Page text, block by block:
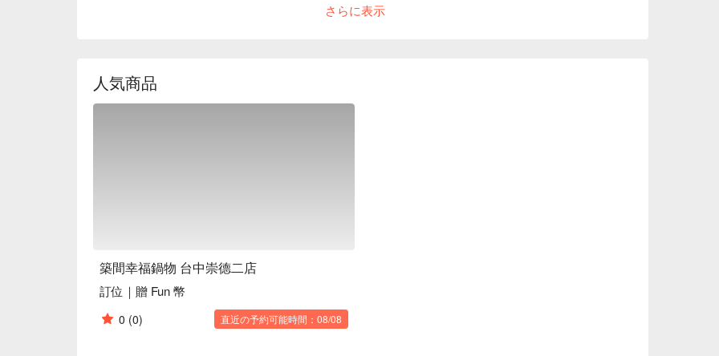
伴隨著這樣的氛圍，日本 A5 和牛紐約客鍋、招牌石頭湯底，還有明治冰淇淋及飲料無限暢飲，成
人均消費：均消 TWD 575
適合情境：多人聚餐、朋友聚餐、家庭聚餐、日常餐廳
【極上無骨牛小排】牛排細嫩，汁香四溢
【龍王鍋】海鮮豐富，湯汁鮮美
🥤 特色飲品
【明治冰淇淋及飲料無限暢飲】香甜濃郁，口感柔滑
さらに表示
人気商品
築間幸福鍋物 台中崇德二店
訂位｜贈 Fun 幣
0 (0) 直近の予約可能時間：08/08